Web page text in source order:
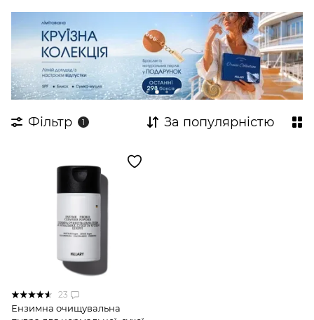
Очищення та тонізування Пудра
Креми для обличчя Демакіяж
Експертні комплекси для обличчя
Пробники для обличчя
Фільтр 1 За популярністю
23
Ензимна очищувальна